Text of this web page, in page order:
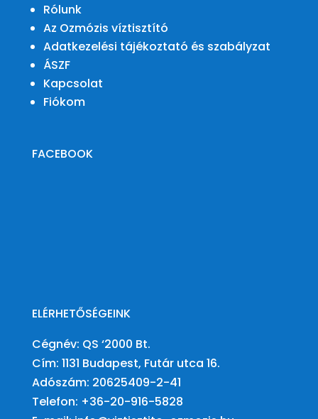
Rólunk
Az Ozmózis víztisztító
Adatkezelési tájékoztató és szabályzat
ÁSZF
Kapcsolat
Fiókom
FACEBOOK
ELÉRHETŐSÉGEINK
Cégnév: QS ‘2000 Bt.
Cím: 1131 Budapest, Futár utca 16.
Adószám: 20625409-2-41
Telefon: +36-20-916-5828